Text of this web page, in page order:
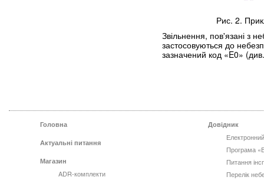
Рис. 2.
Звільнення, пов'язані з
застосовуються до
зазначений код «E0»
Головна
Актуальні питання
Магазин
ADR-комплекти
Довідник
Програма
Питання
Перелік